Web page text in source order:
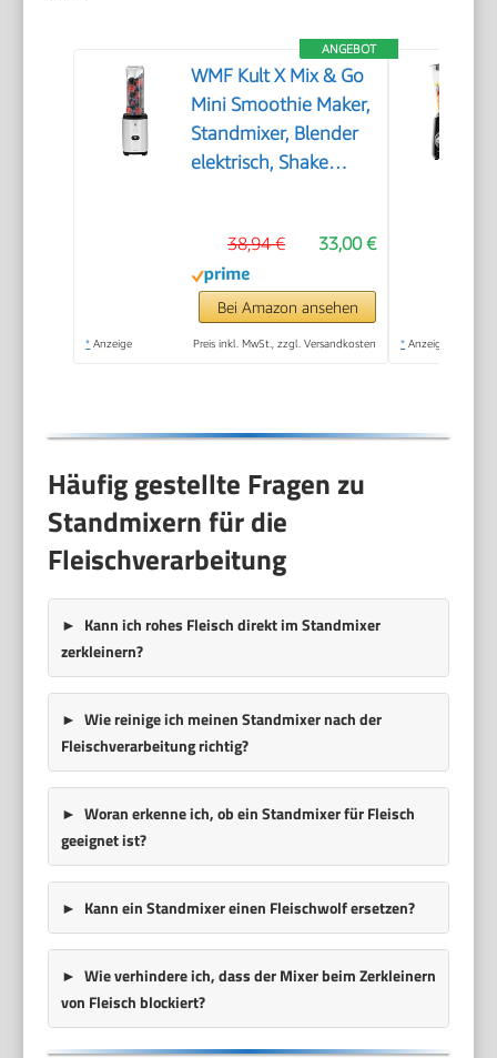
ANGEBOT
WMF Kult X Mix & Go
Mini Smoothie Maker,
Standmixer, Blender
elektrisch, Shake
Kunststoff Flasche
600ml,
auslaufsicherer
Schraubdeckel,
33,00 €
38,94 €
Bei Amazon ansehen
* Anzeige Preis inkl. MwSt., zzgl. Versandkosten * Anzeige
Häufig gestellte Fragen zu
Standmixern für die
Fleischverarbeitung
Kann ich rohes Fleisch direkt im Standmixer
zerkleinern?
Wie reinige ich meinen Standmixer nach der
Fleischverarbeitung richtig?
Woran erkenne ich, ob ein Standmixer für Fleisch
geeignet ist?
Kann ein Standmixer einen Fleischwolf ersetzen?
Wie verhindere ich, dass der Mixer beim Zerkleinern
von Fleisch blockiert?